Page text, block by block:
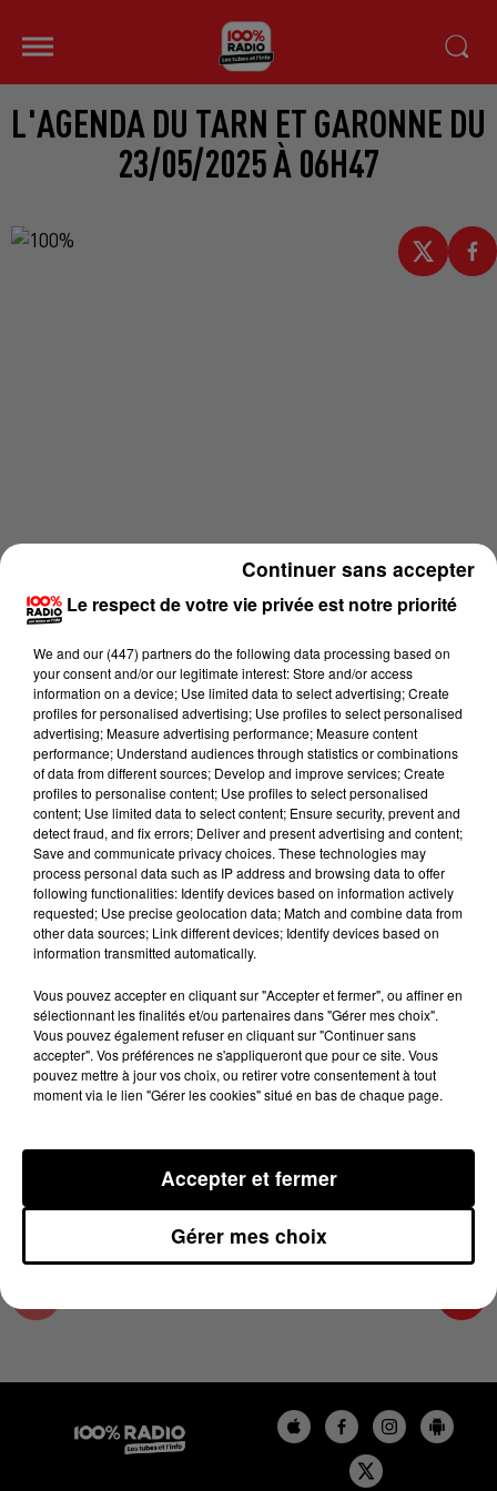
L'AGENDA DU TARN ET GARONNE DU
23/05/2025 À 06H47
Lecture (1 min 16 sec)
100%
100% Radio l'agenda du Tarn et Garonne
23 mai 2025 - 1 min 16 sec
L'AGENDA DU TARN ET GARONNE DU
23/05/2025 À 06H47
L'agenda du Tarn et Garonne
Le respect de votre vie privée est notre priorité
We and our (447) partnersdo the following data processing based on
your consent and/or our legitimate interest: Store and/or access
information on a device; Use limited data to select advertising; Create
profiles for personalised advertising; Use profiles to select personalised
advertising; Measure advertising performance; Measure content
performance; Understand audiences through statistics or combinations
of data from different sources; Develop and improve services; Create
profiles to personalise content; Use profiles to select personalised
content; Use limited data to select content; Ensure security, prevent and
detect fraud, and fix errors; Deliver and present advertising and content;
Save and communicate privacy choices. These technologies may
process personal data such as IP address and browsing data to offer
following functionalities: Identify devices based on information actively
requested; Use precise geolocation data; Match and combine data from
other data sources; Link different devices; Identify devices based on
information transmitted automatically.
Vous pouvez accepter en cliquant sur "Accepter et fermer", ou affiner en
sélectionnant les finalités et/ou partenaires dans "Gérer mes choix".
Vous pouvez également refuser en cliquant sur "Continuer sans
accepter". Vos préférences ne s'appliqueront que pour ce site. Vous
pouvez mettre à jour vos choix, ou retirer votre consentement à tout
moment via le lien "Gérer les cookies" situé en bas de chaque page.
Gérer mes choix
Accepter et fermer
Continuer sans accepter